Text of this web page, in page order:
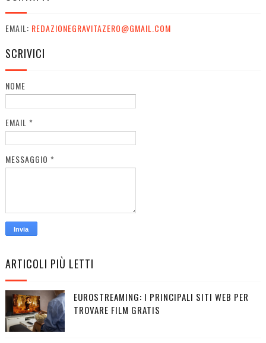
EMAIL: REDAZIONEGRAVITAZERO@GMAIL.COM
SCRIVICI
NOME
EMAIL *
MESSAGGIO *
ARTICOLI PIÙ LETTI
EUROSTREAMING: I PRINCIPALI SITI WEB PER
TROVARE FILM GRATIS